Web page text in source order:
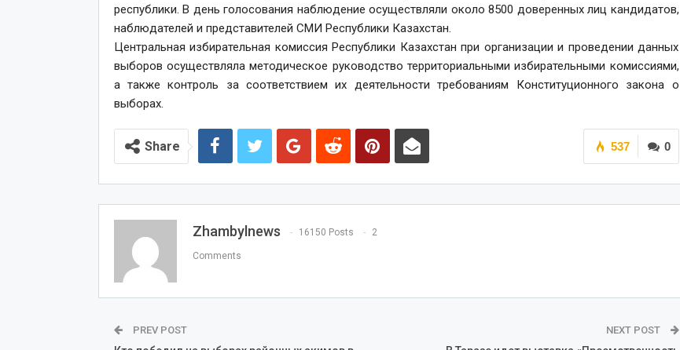
республики. В день голосования наблюдение осуществляли около 8500 доверенных лиц кандидатов,
наблюдателей и представителей СМИ Республики Казахстан.
Центральная избирательная комиссия Республики Казахстан при организации и проведении данных
выборов осуществляла методическое руководство территориальными избирательными комиссиями,
а также контроль за соответствием их деятельности требованиям Конституционного закона о
выборах.
0
537
Share
Zhambylnews 16150 Posts 2
Comments
PREV POST NEXT POST